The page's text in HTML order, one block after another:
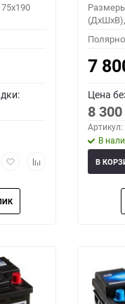
Добавить
избранное
Добавить
7
Цена
8 300
В
В